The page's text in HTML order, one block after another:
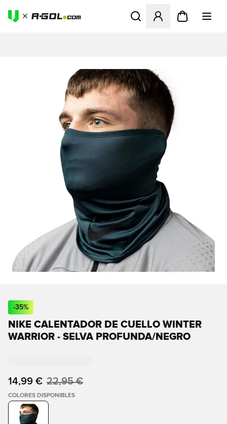
Abre un modal para iniciar
-35%
NIKE CALENTADOR DE CUELLO WINTER
WARRIOR - SELVA PROFUNDA/NEGRO
14,99 € 22,95 €
COLORES DISPONIBLES